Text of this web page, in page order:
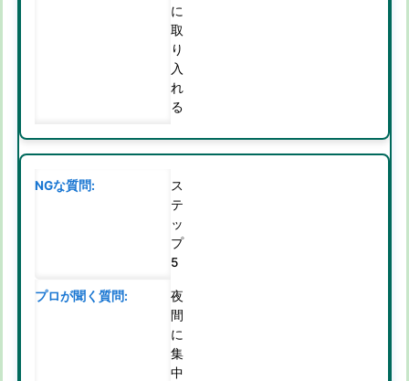
に
取
り
入
れ
る
ス
テ
ッ
プ
5
夜
間
に
集
中